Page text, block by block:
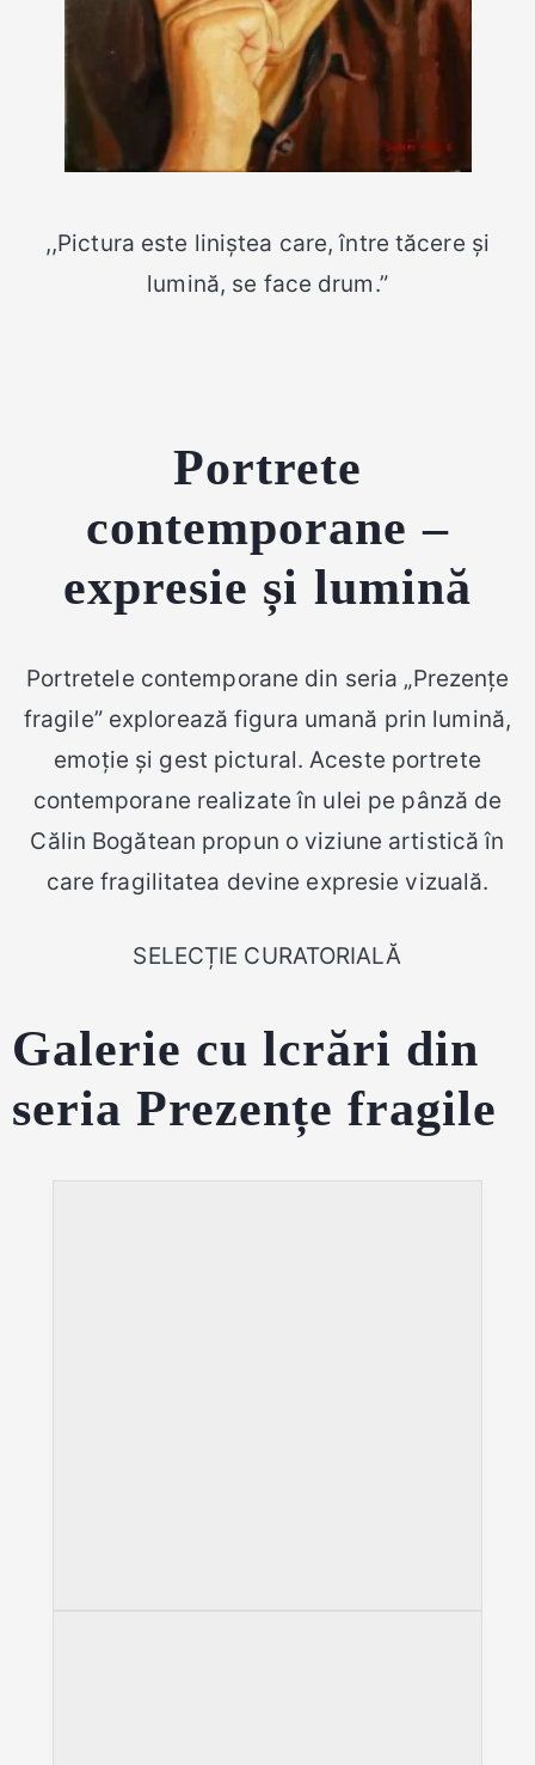
,,Pictura este liniștea care, între tăcere și
lumină, se face drum.”
Portrete
contemporane –
expresie și lumină
Portretele contemporane din seria „Prezențe
fragile” explorează figura umană prin lumină,
emoție și gest pictural. Aceste portrete
contemporane realizate în ulei pe pânză de
Călin Bogătean propun o viziune artistică în
care fragilitatea devine expresie vizuală.
SELECȚIE CURATORIALĂ
Galerie cu lcrări din
seria Prezențe fragile